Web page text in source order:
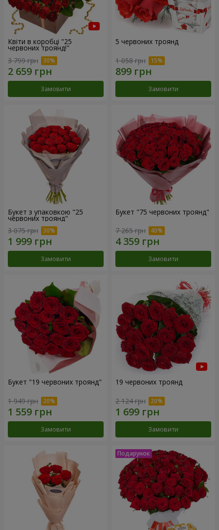
Квіти в коробці "25
червоних троянд!"
3 799 грн
Замовити
5 червоних троянд
1 058 грн
Замовити
Букет з упаковкою "25
червоних троянд"
3 075 грн
Замовити
Букет "75 червоних троянд"
7 265 грн
Замовити
Букет "19 червоних троянд"
1 949 грн
Замовити
19 червоних троянд
2 124 грн
Замовити